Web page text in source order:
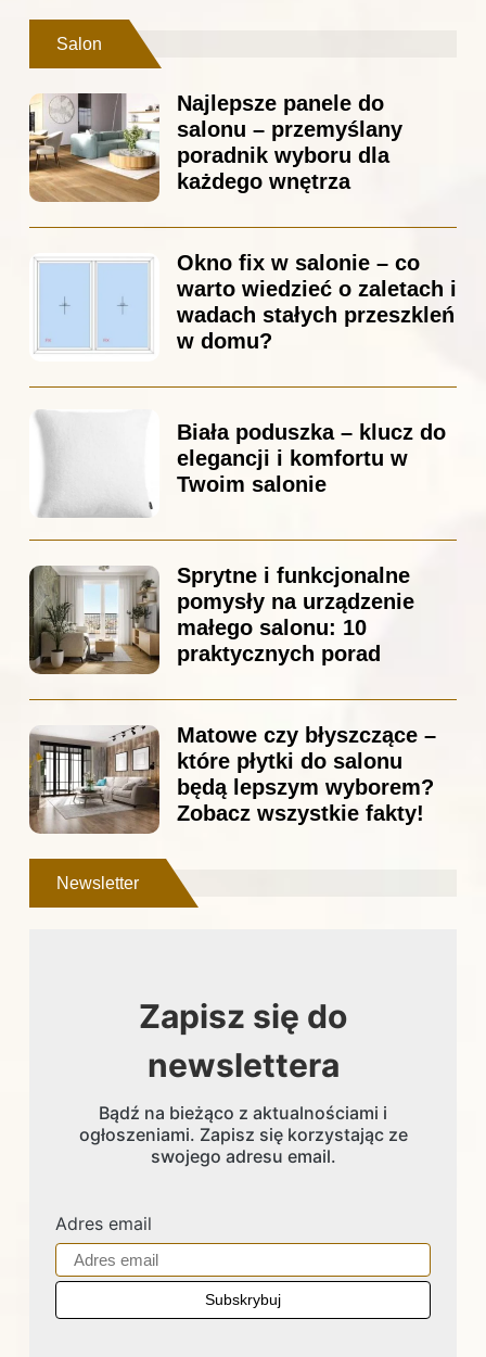
Salon
Najlepsze panele do
salonu – przemyślany
poradnik wyboru dla
każdego wnętrza
Okno fix w salonie – co
warto wiedzieć o zaletach i
wadach stałych przeszkleń
w domu?
Biała poduszka – klucz do
elegancji i komfortu w
Twoim salonie
Sprytne i funkcjonalne
pomysły na urządzenie
małego salonu: 10
praktycznych porad
Matowe czy błyszczące –
które płytki do salonu
będą lepszym wyborem?
Zobacz wszystkie fakty!
Newsletter
Zapisz się do
newslettera
Bądź na bieżąco z aktualnościami i
ogłoszeniami. Zapisz się korzystając ze
swojego adresu email.
Adres email